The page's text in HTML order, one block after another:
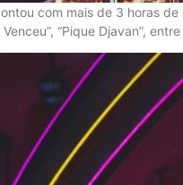
com mais de 3 horas
Venceu”, “Pique Djavan”,